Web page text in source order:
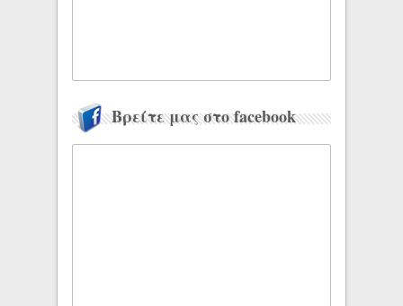
Βρείτε μας στο facebook